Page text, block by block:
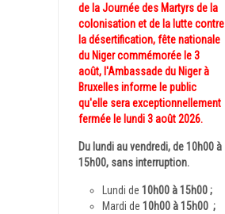
de la Journée des Martyrs de la
colonisation et de la lutte contre
la désertification, fête nationale
du Niger commémorée le 3
août, l'Ambassade du Niger à
Bruxelles informe le public
qu'elle sera exceptionnellement
fermée le lundi 3 août 2026.
Du lundi au vendredi, de 10h00 à
15h00, sans interruption.
Lundi de 10h00 à 15h00 ;
Mardi de 10h00 à 15h00 ;